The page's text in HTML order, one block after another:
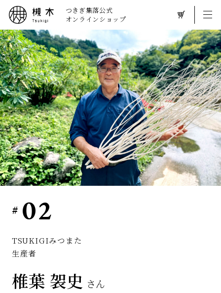
つきぎ集落公式
オンラインショップ
02
TSUKIGIみつまた
生産者
椎葉 袈史 さん